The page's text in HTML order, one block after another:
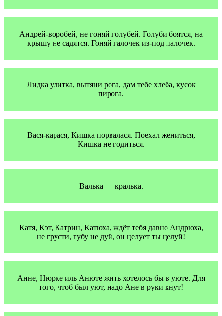
Андрей-воробей, не гоняй голубей. Голуби боятся, на
крышу не садятся. Гоняй галочек из-под палочек.
Лидка улитка, вытяни рога, дам тебе хлеба, кусок
пирога.
Вася-карася, Кишка порвалася. Поехал жениться,
Кишка не годиться.
Валька — кралька.
Катя, Кэт, Катрин, Катюха, ждёт тебя давно Андрюха,
не грусти, губу не дуй, он целует ты целуй!
Анне, Нюрке иль Анюте жить хотелось бы в уюте. Для
того, чтоб был уют, надо Ане в руки кнут!